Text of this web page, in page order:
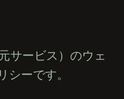
サービス）のウェ
ーです。